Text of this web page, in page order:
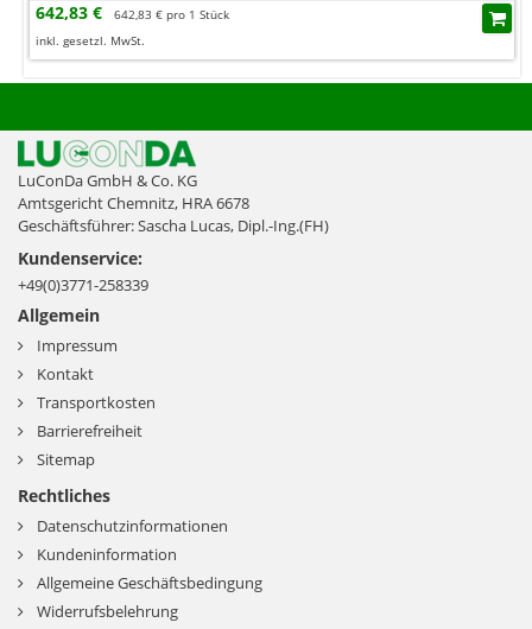
642,83 €
642,83 € pro 1 Stück
inkl. gesetzl. MwSt.
LuConDa GmbH & Co. KG
Amtsgericht Chemnitz, HRA 6678
Geschäftsführer: Sascha Lucas, Dipl.-Ing.(FH)
Kundenservice:
+49(0)3771-258339
Allgemein
Impressum
Kontakt
Transportkosten
Barrierefreiheit
Sitemap
Rechtliches
Datenschutzinformationen
Kundeninformation
Allgemeine Geschäftsbedingung
Widerrufsbelehrung